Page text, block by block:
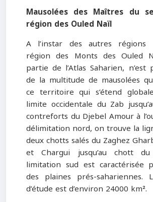
Mausolées des Maîtres du
région des Ouled Naïl
A l’instar des autres régions
région des Monts des Ouled
partie de l’Atlas Saharien,
de la multitude de mausolées
ce territoire qui s’étend
limite occidentale du Zab
contreforts du Djebel Amour à
délimitation nord, on trouve la
deux chotts salés du Zaghez
et Chargui jusqu’au chott
limitation sud est caractérisée
des plaines prés-sahariennes.
d’étude est d’environ 24000 km².